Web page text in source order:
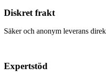
Diskret frakt
Säker och anonym leverans
Expertstöd